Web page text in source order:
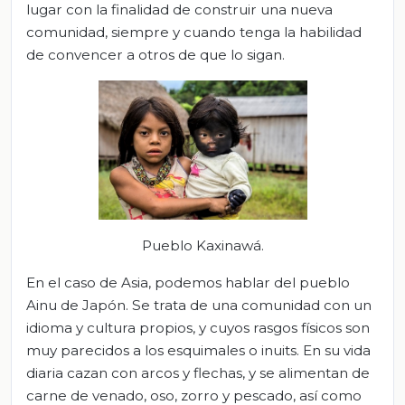
lugar con la finalidad de construir una nueva
comunidad, siempre y cuando tenga la habilidad
de convencer a otros de que lo sigan.
Pueblo Kaxinawá.
En el caso de Asia, podemos hablar del pueblo
Ainu de Japón. Se trata de una comunidad con un
idioma y cultura propios, y cuyos rasgos físicos son
muy parecidos a los esquimales o inuits. En su vida
diaria cazan con arcos y flechas, y se alimentan de
carne de venado, oso, zorro y pescado, así como